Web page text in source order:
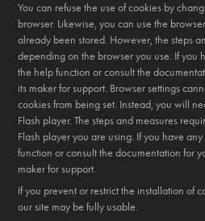
You can refuse the use of cookies by
browser. Likewise, you can use the
already been stored. However, the steps
depending on the browser you use. If you
the help function or consult the
its maker for support. Browser settings
cookies from being set. Instead, you will
Flash player. The steps and measures
Flash player you are using. If you have
function or consult the documentation for
maker for support.
If you prevent or restrict the installation of
our site may be fully usable.